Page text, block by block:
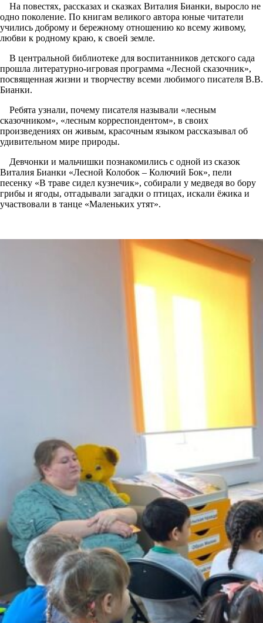
На повестях, рассказах и сказках Виталия Бианки, выросло не
одно поколение. По книгам великого автора юные читатели
учились доброму и бережному отношению ко всему живому,
любви к родному краю, к своей земле.
В центральной библиотеке для воспитанников детского сада
прошла литературно-игровая программа «Лесной сказочник»,
посвященная жизни и творчеству всеми любимого писателя В.В.
Бианки.
Ребята узнали, почему писателя называли «лесным
сказочником», «лесным корреспондентом», в своих
произведениях он живым, красочным языком рассказывал об
удивительном мире природы.
Девчонки и мальчишки познакомились с одной из сказок
Виталия Бианки «Лесной Колобок – Колючий Бок», пели
песенку «В траве сидел кузнечик», собирали у медведя во бору
грибы и ягоды, отгадывали загадки о птицах, искали ёжика и
участвовали в танце «Маленьких утят».